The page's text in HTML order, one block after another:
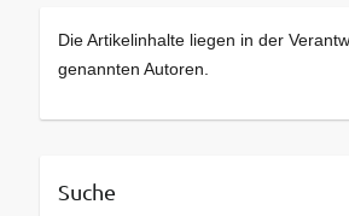
Die Artikelinhalte liegen in der
genannten Autoren.
Suche